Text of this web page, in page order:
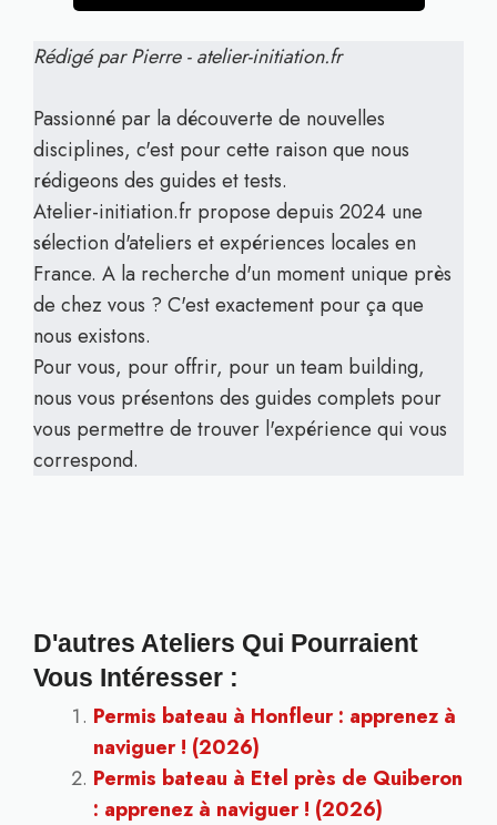
Rédigé par Pierre - atelier-initiation.fr
Passionné par la découverte de nouvelles
disciplines, c'est pour cette raison que nous
rédigeons des guides et tests.
Atelier-initiation.fr propose depuis 2024 une
sélection d'ateliers et expériences locales en
France. A la recherche d'un moment unique près
de chez vous ? C'est exactement pour ça que
nous existons.
Pour vous, pour offrir, pour un team building,
nous vous présentons des guides complets pour
vous permettre de trouver l'expérience qui vous
correspond.
D'autres Ateliers Qui Pourraient
Vous Intéresser :
Permis bateau à Honfleur : apprenez à
naviguer ! (2026)
Permis bateau à Etel près de Quiberon
: apprenez à naviguer ! (2026)